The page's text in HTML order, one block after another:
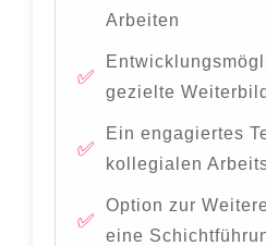
Arbeiten
gezielte
Ein engagiertes
kollegialen
Option zur
eine